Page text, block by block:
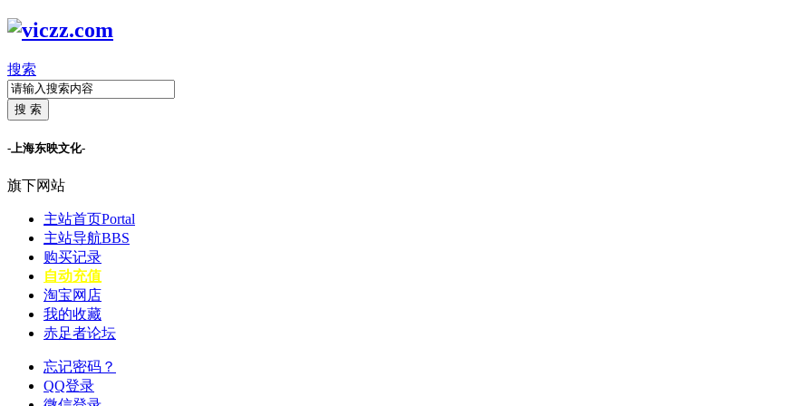
搜索
搜 索
-上海东映文化-
旗下网站
主站首页Portal
主站导航BBS
购买记录
自动充值
淘宝网店
我的收藏
赤足者论坛
忘记密码？
QQ登录